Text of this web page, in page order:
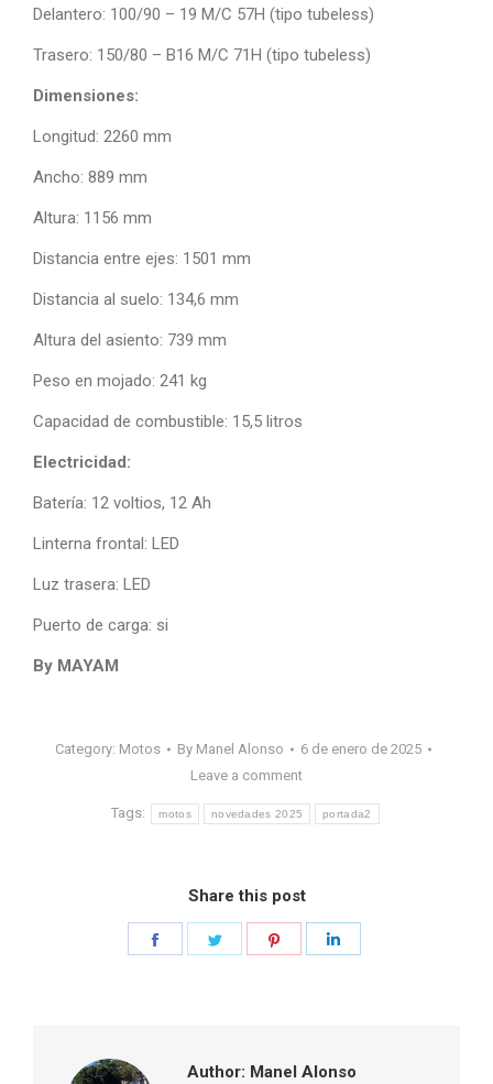
Delantero: 100/90 – 19 M/C 57H (tipo tubeless)
Trasero: 150/80 – B16 M/C 71H (tipo tubeless)
Dimensiones:
Longitud: 2260 mm
Ancho: 889 mm
Altura: 1156 mm
Distancia entre ejes: 1501 mm
Distancia al suelo: 134,6 mm
Altura del asiento: 739 mm
Peso en mojado: 241 kg
Capacidad de combustible: 15,5 litros
Electricidad:
Batería: 12 voltios, 12 Ah
Linterna frontal: LED
Luz trasera: LED
Puerto de carga: si
By MAYAM
Category: Motos By Manel Alonso
6 de enero de 2025
Leave a comment
Tags: motos novedades 2025 portada2
Share this post
Author: Manel Alonso